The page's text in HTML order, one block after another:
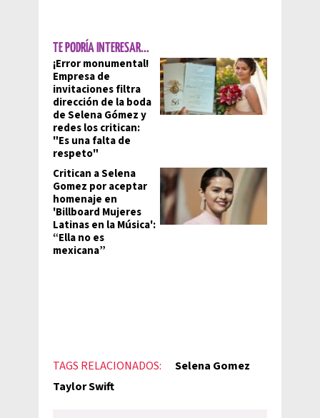
TE PODRÍA INTERESAR...
¡Error monumental!
Empresa de
invitaciones filtra
dirección de la boda
de Selena Gómez y
redes los critican:
"Es una falta de
respeto"
Critican a Selena
Gomez por aceptar
homenaje en
'Billboard Mujeres
Latinas en la Música':
“Ella no es
mexicana”
TAGS RELACIONADOS:
Selena Gomez
Taylor Swift